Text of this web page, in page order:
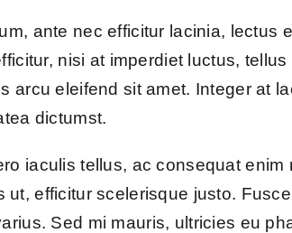
ante nec efficitur lacinia, lectus
nisi at imperdiet luctus,
arcu eleifend sit amet. Integer at
dictumst.
iaculis tellus, ac consequat
efficitur scelerisque justo.
Sed mi mauris, ultricies eu